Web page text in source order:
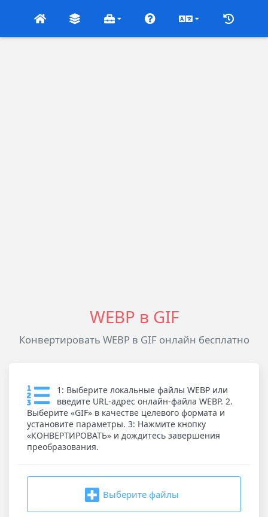
WEBP в GIF
Конвертировать WEBP в GIF онлайн бесплатно
1: Выберите локальные файлы WEBP или
введите URL-адрес онлайн-файла WEBP. 2.
Выберите «GIF» в качестве целевого формата и
установите параметры. 3: Нажмите кнопку
«КОНВЕРТИРОВАТЬ» и дождитесь завершения
преобразования.
Выберите файлы